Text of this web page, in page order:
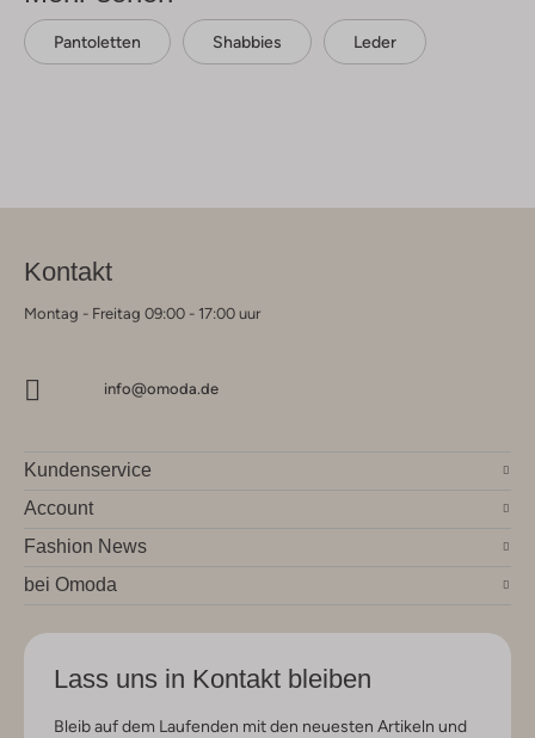
Pantoletten Shabbies Leder
Kontakt
Montag - Freitag 09:00 - 17:00 uur
info@omoda.de
Kundenservice
Account
Fashion News
bei Omoda
Lass uns in Kontakt bleiben
Bleib auf dem Laufenden mit den neuesten Artikeln und